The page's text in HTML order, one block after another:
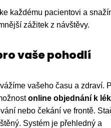
ke každému pacientovi a
zážitek z návštěvy.
vaše pohodlí
vašeho času a zdraví.
online objednání k
nebo čekání ve frontě.
Systém je přehledný a